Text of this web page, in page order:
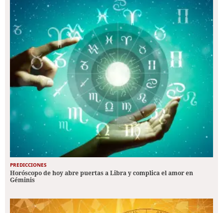
PREDICCIONES
Horóscopo de hoy abre puertas a Libra y complica el amor en
Géminis